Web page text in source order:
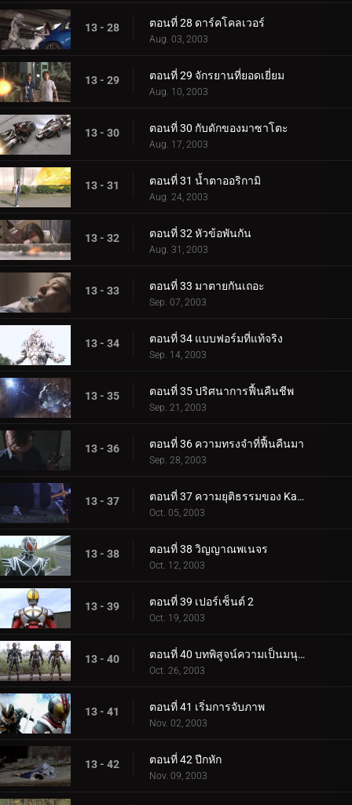
13 - 28 ตอนที่ 28 ดาร์คโคลเวอร์
Aug. 03, 2003
13 - 29 ตอนที่ 29 จักรยานที่ยอดเยี่ยม
Aug. 10, 2003
13 - 30 ตอนที่ 30 กับดักของมาซาโตะ
Aug. 17, 2003
13 - 31 ตอนที่ 31 น้ำตาออริกามิ
Aug. 24, 2003
13 - 32 ตอนที่ 32 หัวข้อพันกัน
Aug. 31, 2003
13 - 33 ตอนที่ 33 มาตายกันเถอะ
Sep. 07, 2003
13 - 34 ตอนที่ 34 แบบฟอร์มที่แท้จริง
Sep. 14, 2003
13 - 35 ตอนที่ 35 ปริศนาการฟื้นคืนชีพ
Sep. 21, 2003
13 - 36 ตอนที่ 36 ความทรงจำที่ฟื้นคืนมา
Sep. 28, 2003
13 - 37 ตอนที่ 37 ความยุติธรรมของ Kaixa
Oct. 05, 2003
13 - 38 ตอนที่ 38 วิญญาณพเนจร
Oct. 12, 2003
13 - 39 ตอนที่ 39 เปอร์เซ็นต์ 2
Oct. 19, 2003
13 - 40 ตอนที่ 40 บทพิสูจน์ความเป็นมนุษย์
Oct. 26, 2003
13 - 41 ตอนที่ 41 เริ่มการจับภาพ
Nov. 02, 2003
13 - 42 ตอนที่ 42 ปีกหัก
Nov. 09, 2003